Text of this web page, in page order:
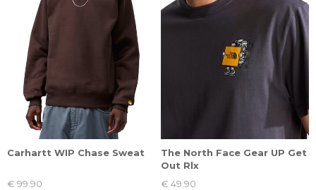
Carhartt WIP Chase Sweat
€ 99.90
The North Face Gear UP Get
Out Rlx
€ 49.90